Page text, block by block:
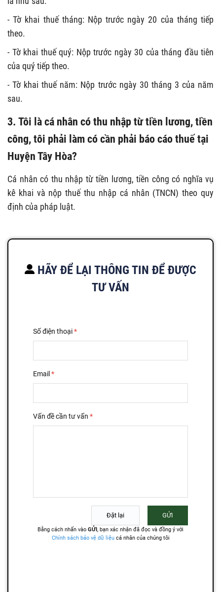
- Tờ khai thuế tháng: Nộp trước ngày 20 của tháng tiếp
theo.
- Tờ khai thuế quý: Nộp trước ngày 30 của tháng đầu tiên
của quý tiếp theo.
- Tờ khai thuế năm: Nộp trước ngày 30 tháng 3 của năm
sau.
3. Tôi là cá nhân có thu nhập từ tiền lương, tiền
công, tôi phải làm có cần phải báo cáo thuế tại
Huyện Tây Hòa?
Cá nhân có thu nhập từ tiền lương, tiền công có nghĩa vụ
kê khai và nộp thuế thu nhập cá nhân (TNCN) theo quy
định của pháp luật.
HÃY ĐỂ LẠI THÔNG TIN ĐỂ ĐƯỢC
TƯ VẤN